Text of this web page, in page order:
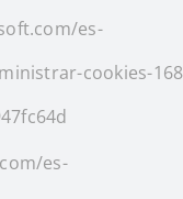
es-
cookies-
es-